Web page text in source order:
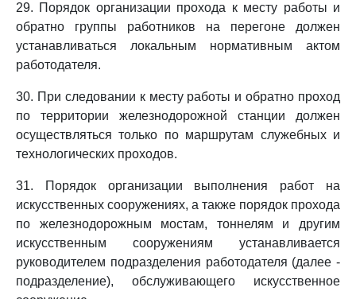
29. Порядок организации прохода к месту работы и
обратно группы работников на перегоне должен
устанавливаться локальным нормативным актом
работодателя.
30. При следовании к месту работы и обратно проход
по территории железнодорожной станции должен
осуществляться только по маршрутам служебных и
технологических проходов.
31. Порядок организации выполнения работ на
искусственных сооружениях, а также порядок прохода
по железнодорожным мостам, тоннелям и другим
искусственным сооружениям устанавливается
руководителем подразделения работодателя (далее -
подразделение), обслуживающего искусственное